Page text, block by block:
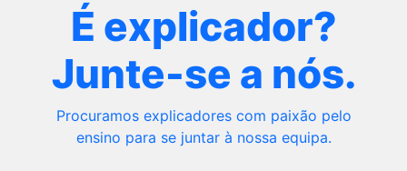
É explicador?
Junte-se a nós.
Procuramos explicadores com paixão pelo
ensino para se juntar à nossa equipa.